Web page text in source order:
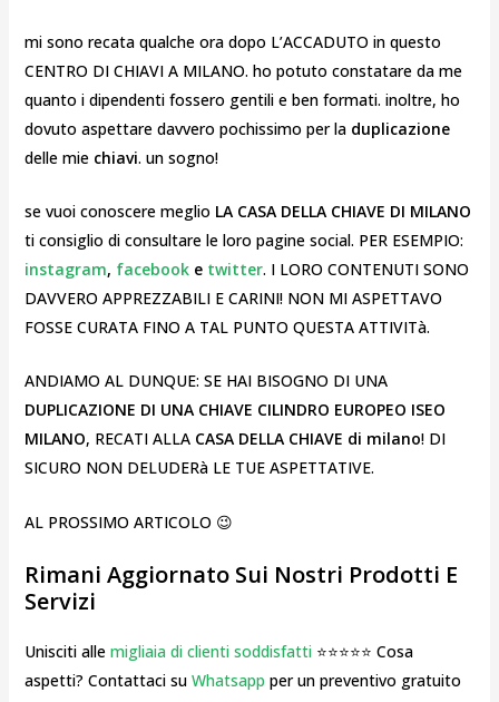
mi sono recata qualche ora dopo L’ACCADUTO in questo
CENTRO DI CHIAVI A MILANO. ho potuto constatare da me
quanto i dipendenti fossero gentili e ben formati. inoltre, ho
dovuto aspettare davvero pochissimo per la duplicazione
delle mie chiavi. un sogno!
se vuoi conoscere meglio LA CASA DELLA CHIAVE DI MILANO
ti consiglio di consultare le loro pagine social. PER ESEMPIO:
instagram, facebook e twitter. I LORO CONTENUTI SONO
DAVVERO APPREZZABILI E CARINI! NON MI ASPETTAVO
FOSSE CURATA FINO A TAL PUNTO QUESTA ATTIVITà.
ANDIAMO AL DUNQUE: SE HAI BISOGNO DI UNA
DUPLICAZIONE DI UNA CHIAVE CILINDRO EUROPEO ISEO
MILANO, RECATI ALLA CASA DELLA CHIAVE di milano! DI
SICURO NON DELUDERà LE TUE ASPETTATIVE.
AL PROSSIMO ARTICOLO 😉
Rimani Aggiornato Sui Nostri Prodotti E
Servizi
Unisciti alle migliaia di clienti soddisfatti⭐⭐⭐⭐⭐ Cosa
aspetti? Contattaci su Whatsapp per un preventivo gratuito